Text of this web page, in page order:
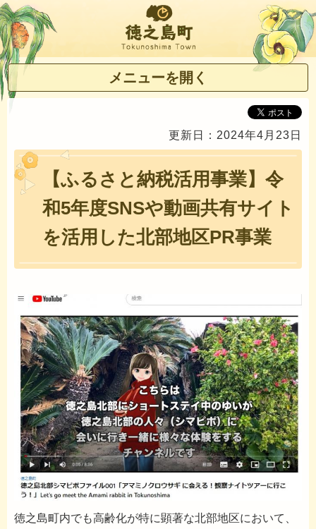
徳之島町
メニューを開く
更新日：2024年4月23日
【ふるさと納税活用事業】令
和5年度SNSや動画共有サイト
を活用した北部地区PR事業
徳之島町内でも高齢化が特に顕著な北部地区において、